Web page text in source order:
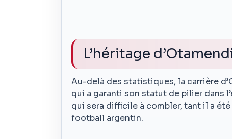
L’héritage
Au-delà des statistiques, la carrière
qui a garanti son statut de pilier dans
qui sera difficile à combler, tant il a
football argentin.